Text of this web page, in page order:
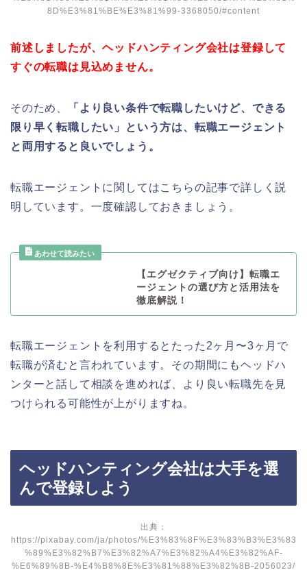
8D%E3%81%BE%E3%81%99-3368050/#content
前述しましたが、ヘッドハンティング会社は登録して
すぐの転職は見込めません。
そのため、
「より良い条件で転職したいけど、できる
限り早く転職したい」という方は、転職エージェント
と両用すると良いでしょう。
転職エージェントに関してはこちらの記事で詳しく説
明しています。一度確認しておきましょう。
【エグゼクティブ向け】転職エ
ージェントの選び方と活用法を
徹底解説！
転職エージェントを利用するとたった2ヶ月〜3ヶ月で
転職が済むと言われています。その期間にもヘッドハ
ンターと話して相談を進めれば、より良い転職先を見
つけられる可能性が上がりますね。
ヘッドハンティング会社は大手を選
んで登録しよう
出典：
https://pixabay.com/ja/photos/%E3%83%8F%E3%83%B3%E3%83
%89%E3%82%B7%E3%82%A7%E3%82%A4%E3%82%AF-
%E6%89%8B-%E4%B8%8E%E3%81%88%E3%82%8B-2056023/